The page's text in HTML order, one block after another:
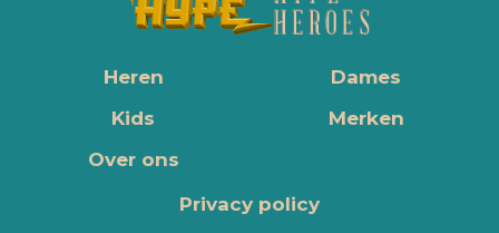
Heren
Dames
Kids
Merken
Over ons
Privacy policy